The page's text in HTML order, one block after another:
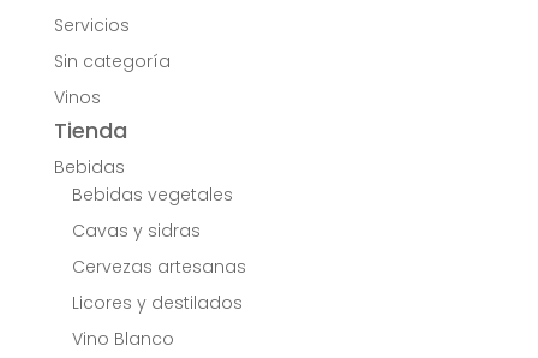
Servicios
Sin categoría
Vinos
Tienda
Bebidas
Bebidas vegetales
Cavas y sidras
Cervezas artesanas
Licores y destilados
Vino Blanco